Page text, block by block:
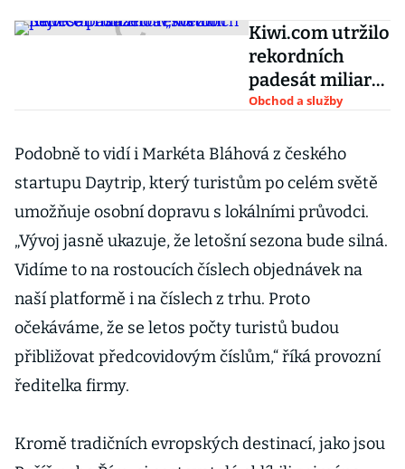
Kiwi.com utržilo
rekordních
padesát miliard
a „svezlo“
pasažérů v
historii
Obchod a služby
Podobně to vidí i Markéta Bláhová z českého
startupu Daytrip, který turistům po celém světě
umožňuje osobní dopravu s lokálními průvodci.
„Vývoj jasně ukazuje, že letošní sezona bude silná.
Vidíme to na rostoucích číslech objednávek na
naší platformě i na číslech z trhu. Proto
očekáváme, že se letos počty turistů budou
přibližovat předcovidovým číslům,“ říká provozní
ředitelka firmy.
Kromě tradičních evropských destinací, jako jsou